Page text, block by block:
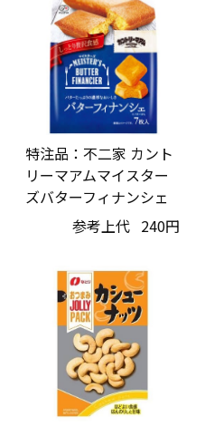
特注品：不二家 カント
リーマアムマイスター
ズバターフィナンシェ
参考上代 240円